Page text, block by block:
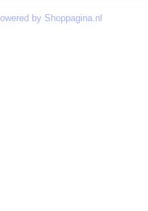
by Shoppagina.nl